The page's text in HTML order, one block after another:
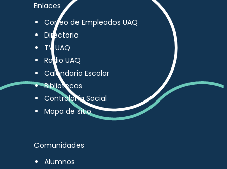
Enlaces
Correo de Empleados UAQ
Directorio
TV UAQ
Radio UAQ
Calendario Escolar
Bibliotecas
Contraloría Social
Mapa de sitio
Comunidades
Alumnos